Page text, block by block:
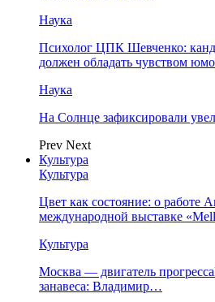
Наука
Психолог ЦПК Шевченко:
должен обладать чувством
Наука
На Солнце зафиксировали
Prev Next
Культура
Культура
Цвет как состояние: о работе
международной выставке
Культура
Москва — двигатель
занавеса: Владимир…